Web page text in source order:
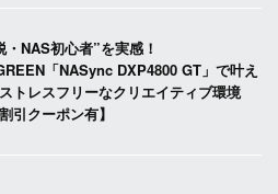
・NAS初心者”を実感！
「NASync DXP4800 GT」で叶え
トレスフリーなクリエイティブ環境
割引クーポン有】